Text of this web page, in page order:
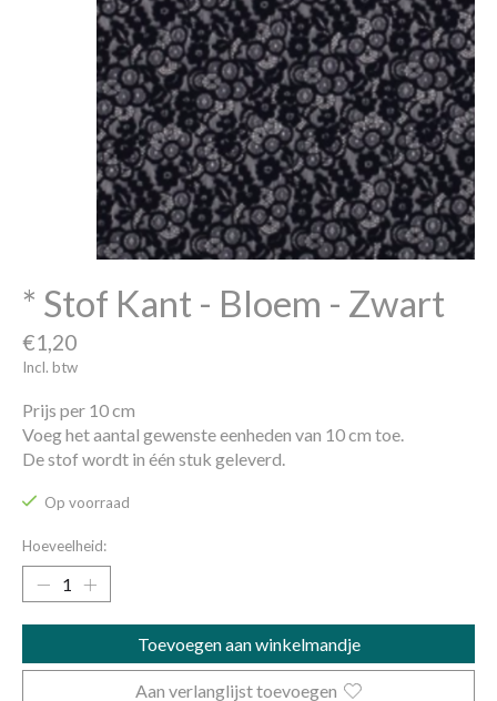
* Stof Kant - Bloem - Zwart
€1,20
Incl. btw
Prijs per 10 cm
Voeg het aantal gewenste eenheden van 10 cm toe.
De stof wordt in één stuk geleverd.
Op voorraad
Hoeveelheid:
Toevoegen aan winkelmandje
Aan verlanglijst toevoegen